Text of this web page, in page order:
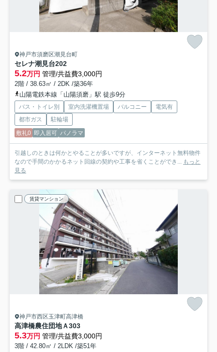
神戸市須磨区潮見台町
セレナ潮見台202
5.2万円 管理/共益費3,000円
2階 / 38.63㎡ / 2DK /築36年
山陽電鉄本線「山陽須磨」駅 徒歩9分
バス・トイレ別 室内洗濯機置場 バルコニー
電気有
都市ガス
駐輪場
敷礼0 即入居可 パノラマ
引越しのときは何かとやることが多いですが、インターネット無料物件
なので手間のかかるネット回線の契約や工事を省くことができ... もっと
見る
賃貸マンション
神戸市西区玉津町高津橋
高津橋農住団地Ａ303
5.3万円 管理/共益費3,000円
3階 / 42.80㎡ / 2LDK /築51年